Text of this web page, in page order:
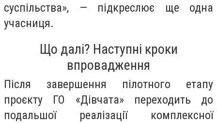
суспільства», — підкреслює ще одна
учасниця.
Що далі? Наступні кроки
впровадження
Після завершення пілотного етапу
проєкту ГО «Дівчата» переходить до
подальшої реалізації комплексної